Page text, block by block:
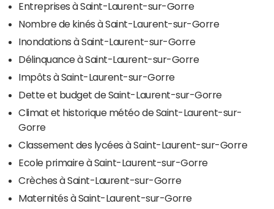
Entreprises à Saint-Laurent-sur-Gorre
Nombre de kinés à Saint-Laurent-sur-Gorre
Inondations à Saint-Laurent-sur-Gorre
Délinquance à Saint-Laurent-sur-Gorre
Impôts à Saint-Laurent-sur-Gorre
Dette et budget de Saint-Laurent-sur-Gorre
Climat et historique météo de Saint-Laurent-sur-
Gorre
Classement des lycées à Saint-Laurent-sur-Gorre
Ecole primaire à Saint-Laurent-sur-Gorre
Crèches à Saint-Laurent-sur-Gorre
Maternités à Saint-Laurent-sur-Gorre